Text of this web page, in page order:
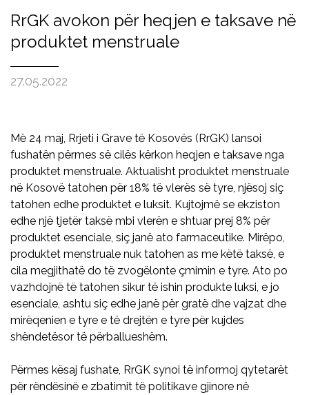
RrGK avokon për heqjen e taksave në
produktet menstruale
27.05.2022
Më 24 maj, Rrjeti i Grave të Kosovës (RrGK) lansoi
fushatën përmes së cilës kërkon heqjen e taksave nga
produktet menstruale. Aktualisht produktet menstruale
në Kosovë tatohen për 18% të vlerës së tyre, njësoj siç
tatohen edhe produktet e luksit. Kujtojmë se ekziston
edhe një tjetër taksë mbi vlerën e shtuar prej 8% për
produktet esenciale, siç janë ato farmaceutike. Mirëpo,
produktet menstruale nuk tatohen as me këtë taksë, e
cila megjithatë do të zvogëlonte çmimin e tyre. Ato po
vazhdojnë të tatohen sikur të ishin produkte luksi, e jo
esenciale, ashtu siç edhe janë për gratë dhe vajzat dhe
mirëqenien e tyre e të drejtën e tyre për kujdes
shëndetësor të përballueshëm.
Përmes kësaj fushate, RrGK synoi të informoj qytetarët
për rëndësinë e zbatimit të politikave gjinore në